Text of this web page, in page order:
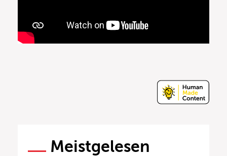
Meistgelesen